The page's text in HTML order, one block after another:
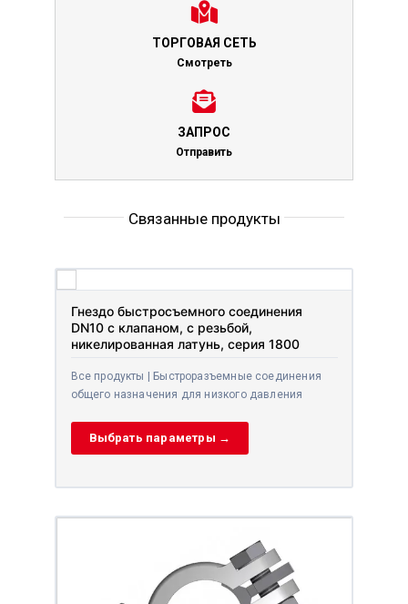
ТОРГОВАЯ СЕТЬ
Смотреть
ЗАПРОС
Отправить
Связанные продукты
Гнездо быстросъемного соединения
DN10 с клапаном, с резьбой,
никелированная латунь, серия 1800
Все продукты | Быстроразъемные соединения
общего назначения для низкого давления
Выбрать параметры →